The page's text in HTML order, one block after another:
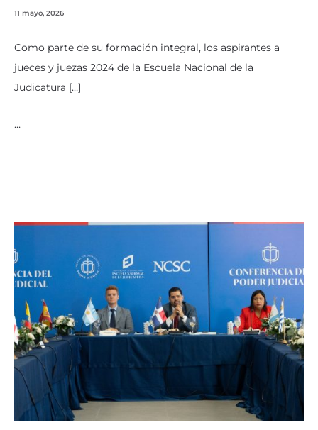
11 mayo, 2026
Como parte de su formación integral, los aspirantes a
jueces y juezas 2024 de la Escuela Nacional de la
Judicatura […]
…